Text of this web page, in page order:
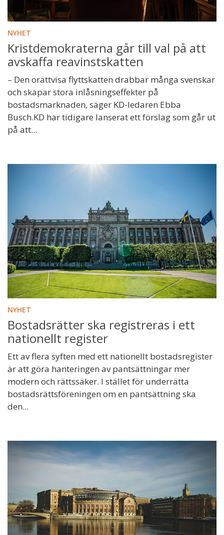
NYHET
Kristdemokraterna går till val på att
avskaffa reavinstskatten
– Den orättvisa flyttskatten drabbar många svenskar
och skapar stora inlåsningseffekter på
bostadsmarknaden, säger KD-ledaren Ebba
Busch.KD har tidigare lanserat ett förslag som går ut
på att...
NYHET
Bostadsrätter ska registreras i ett
nationellt register
Ett av flera syften med ett nationellt bostadsregister
är att göra hanteringen av pantsättningar mer
modern och rättssäker. I stället för underrätta
bostadsrättsföreningen om en pantsättning ska
den...